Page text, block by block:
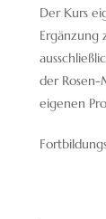
Der Kurs
Ergänzung
der
eigenen